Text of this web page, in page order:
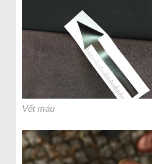
Vết máu